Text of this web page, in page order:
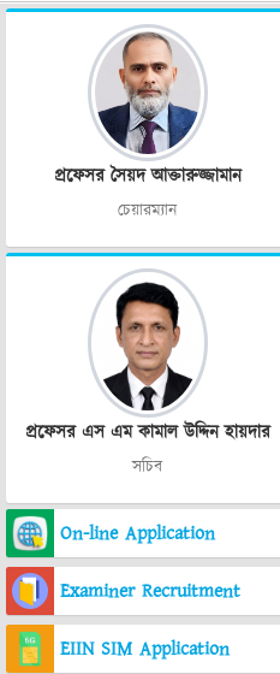
প্রফেসর সৈয়দ আক্তারুজ্জামান
চেয়ারম্যান
প্রফেসর এস এম কামাল উদ্দিন হায়দার
সচিব
On-line Application
Examiner Recruitment
EIIN SIM Application